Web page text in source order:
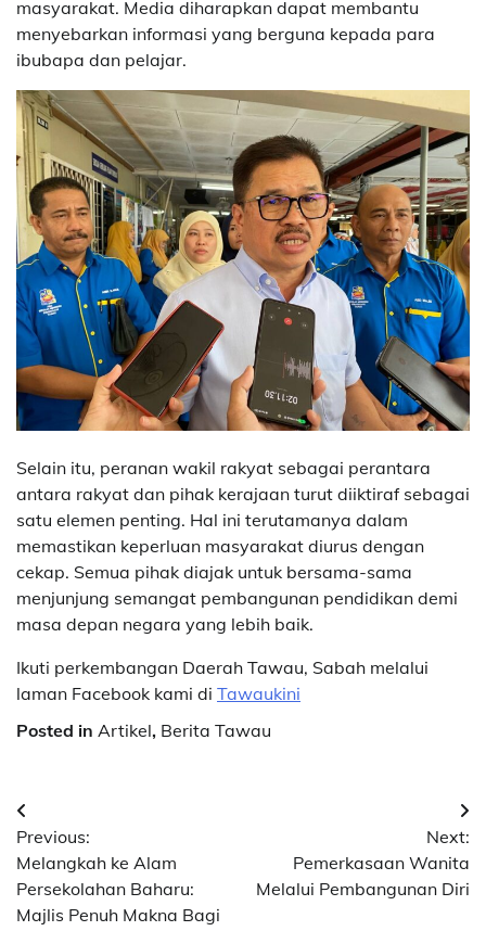
masyarakat. Media diharapkan dapat membantu
menyebarkan informasi yang berguna kepada para
ibubapa dan pelajar.
Selain itu, peranan wakil rakyat sebagai perantara
antara rakyat dan pihak kerajaan turut diiktiraf sebagai
satu elemen penting. Hal ini terutamanya dalam
memastikan keperluan masyarakat diurus dengan
cekap. Semua pihak diajak untuk bersama-sama
menjunjung semangat pembangunan pendidikan demi
masa depan negara yang lebih baik.
Ikuti perkembangan Daerah Tawau, Sabah melalui
laman Facebook kami di Tawaukini
Posted in Artikel, Berita Tawau
Post
navigation
Previous:
Melangkah ke Alam
Persekolahan Baharu:
Majlis Penuh Makna Bagi
Next:
Pemerkasaan Wanita
Melalui Pembangunan Diri